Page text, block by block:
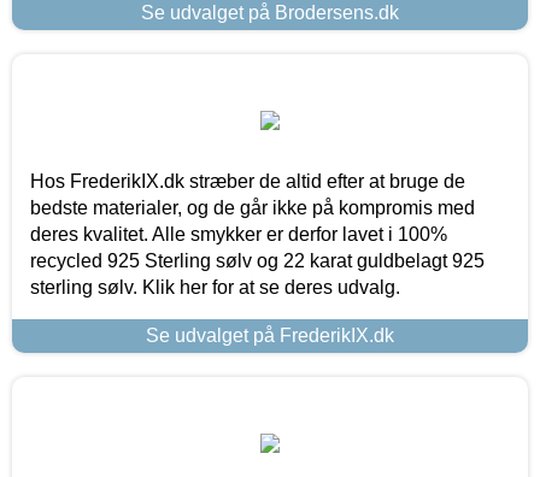
Se udvalget på Brodersens.dk
Hos FrederikIX.dk stræber de altid efter at bruge de
bedste materialer, og de går ikke på kompromis med
deres kvalitet. Alle smykker er derfor lavet i 100%
recycled 925 Sterling sølv og 22 karat guldbelagt 925
sterling sølv. Klik her for at se deres udvalg.
Se udvalget på FrederikIX.dk